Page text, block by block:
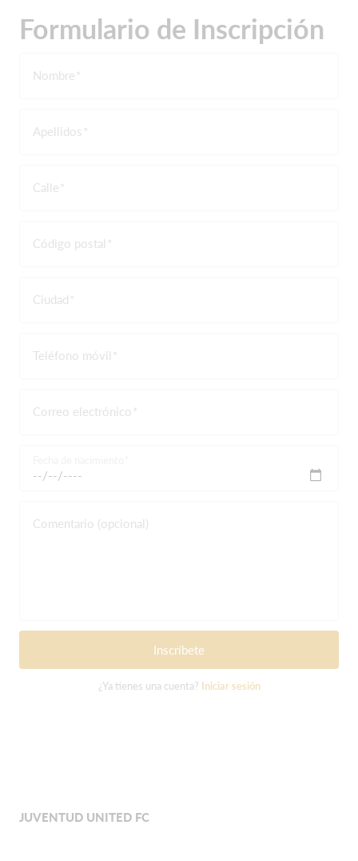
Formulario de Inscripción
Nombre
Apellidos
Calle
Código postal
Ciudad
Teléfono móvil
Correo electrónico
Comentario (opcional)
Inscríbete
¿Ya tienes una cuenta? Iniciar sesión
JUVENTUD UNITED FC